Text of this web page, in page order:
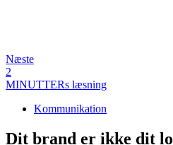
Næste
2
MINUTTERs læsning
Kommunikation
Dit brand er ikke dit